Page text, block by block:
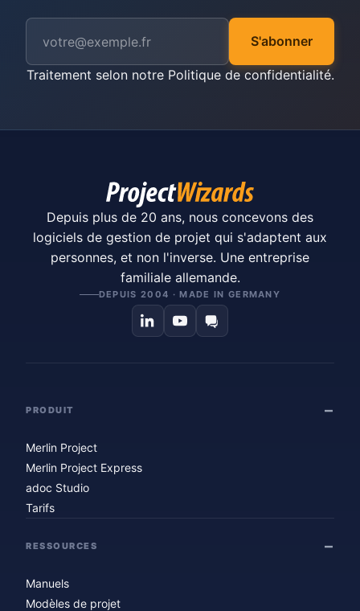
S'abonner
Traitement selon notre Politique de confidentialité.
Depuis plus de 20 ans, nous concevons des
logiciels de gestion de projet qui s'adaptent aux
personnes, et non l'inverse. Une entreprise
familiale allemande.
DEPUIS 2004 · MADE IN GERMANY
PRODUIT
Merlin Project
Merlin Project Express
adoc Studio
Tarifs
RESSOURCES
Manuels
Modèles de projet